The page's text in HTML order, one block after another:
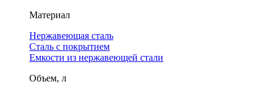
Материал
Нержавеющая сталь
Сталь с покрытием
Емкости из нержавеющей стали
Объем, л